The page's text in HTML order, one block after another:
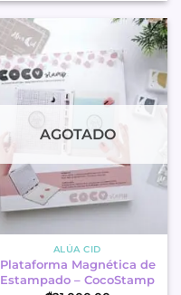
AGOTADO
ALÚA CID
Plataforma Magnética de
Estampado – CocoStamp